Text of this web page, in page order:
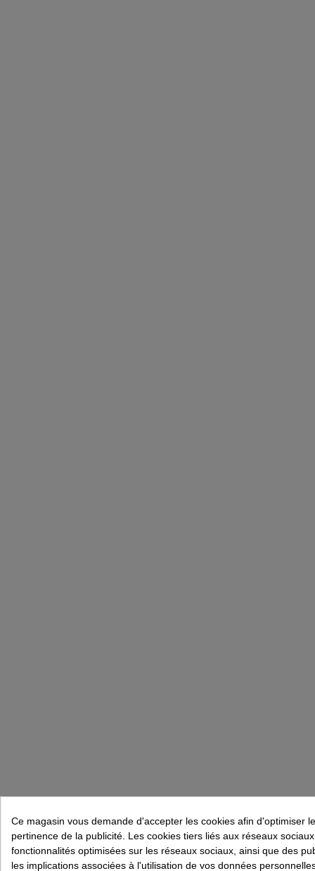
Ce magasin vous demande d'accepter les cookies afin d'optimiser
pertinence de la publicité. Les cookies tiers liés aux réseaux
fonctionnalités optimisées sur les réseaux sociaux, ainsi que des
les implications associées à l'utilisation de vos données